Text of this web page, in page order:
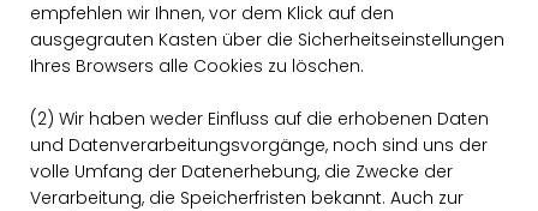
empfehlen wir Ihnen, vor dem Klick auf den
ausgegrauten Kasten über die Sicherheitseinstellungen
Ihres Browsers alle Cookies zu löschen.
(2) Wir haben weder Einfluss auf die erhobenen Daten
und Datenverarbeitungsvorgänge, noch sind uns der
volle Umfang der Datenerhebung, die Zwecke der
Verarbeitung, die Speicherfristen bekannt. Auch zur